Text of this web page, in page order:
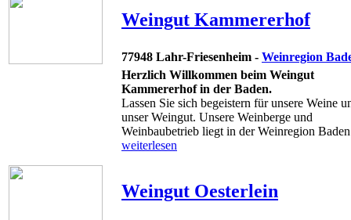
Weingut Kammererhof
77948 Lahr-Friesenheim - Weinregion
Herzlich Willkommen beim Weingut
Kammererhof in der Baden.
Lassen Sie sich begeistern für unsere Weine
unser Weingut. Unsere Weinberge und
Weinbaubetrieb liegt in der Weinregion
weiterlesen
Weingut Oesterlein